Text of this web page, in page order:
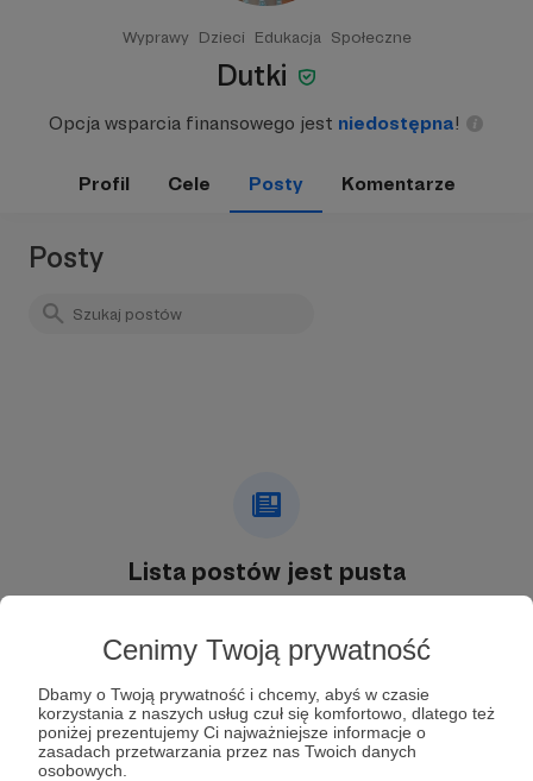
Cenimy Twoją prywatność
Dbamy o Twoją prywatność i chcemy, abyś w czasie
korzystania z naszych usług czuł się komfortowo, dlatego też
poniżej prezentujemy Ci najważniejsze informacje o
zasadach przetwarzania przez nas Twoich danych
osobowych.
Wyprawy Dzieci Edukacja Społeczne
Dutki
Opcja wsparcia finansowego jest niedostępna!
Profil Cele Posty Komentarze
Posty
Lista postów jest pusta